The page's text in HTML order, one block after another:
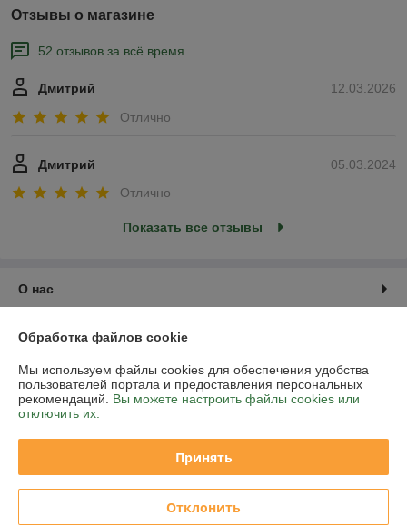
Отзывы о магазине
52 отзывов за всё время
12.03.2026
Дмитрий
Отлично
05.03.2024
Дмитрий
Отлично
Показать все отзывы
О нас
Контакты
Доставка и оплата
График работы
Политика обработки cookies
Обработка файлов cookie
Мы используем файлы cookies для обеспечения удобства
пользователей портала и предоставления персональных
рекомендаций. Вы можете настроить файлы cookies или
отключить их.
Принять
Отклонить